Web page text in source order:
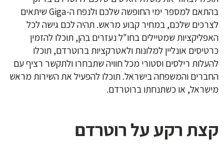
בהתאם למספר ימי החופשה שלכם ולנפח ה-Giga שיתאים
לצרכים שלכם, במחיר קבוע מראש. תהיה לכם גישה לכל
האפליקציות שמטיילים בחו"ל נעזרים בהן, תוכלו להזמין
כרטיסים אונליין למלונות ולאטרקציות ברוטרדם, תוכלו
להעלות רילסים וסטורי מכל חוויה שתבחרו ולתקשר רציף עם
החברים והמשפחה בישראל. תוכלו להפעיל את השירות מראש
מישראל, או כשתנחתו ברוטרדם.
קצת רקע על רוטרדם